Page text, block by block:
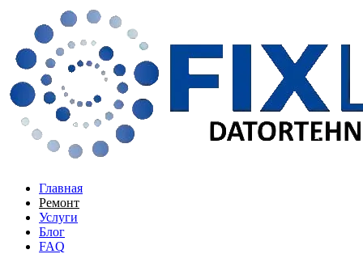
Главная
Ремонт
Услуги
Блог
FAQ